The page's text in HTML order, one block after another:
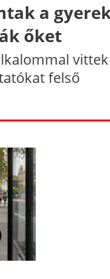
a
őket
vittek
felső